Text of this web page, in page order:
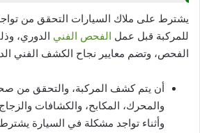
يشترط على ملاك السيارات التحقق من تواجد
للمركبة قبل عمل الفحص الفني الدوري،
الفحص، وتضم معايير نجاح الكشف الفني
أن يتم كشف المركبة، والتحقق من
والمحرك، المكابح، والكشافات
وأثناء تواجد مشكلة في السيارة يشترط